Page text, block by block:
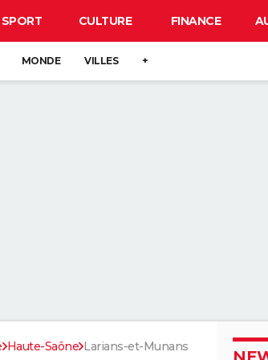
SPORT CULTURE FINANCE
MONDE VILLES +
Haute-Saône Larians-et-Munans